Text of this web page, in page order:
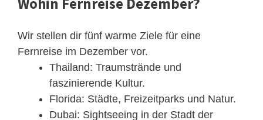
Wir stellen dir fünf warme Ziele für eine
Fernreise im Dezember vor.
Thailand: Traumstrände und
faszinierende Kultur.
Florida: Städte, Freizeitparks und Natur.
Dubai: Sightseeing in der Stadt der